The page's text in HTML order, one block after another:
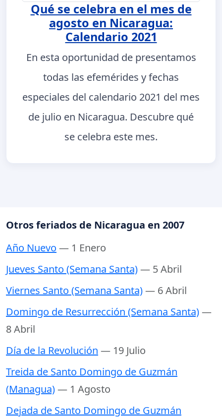
Qué se celebra en el mes de
agosto en Nicaragua:
Calendario 2021
En esta oportunidad de presentamos
todas las efemérides y fechas
especiales del calendario 2021 del mes
de julio en Nicaragua. Descubre qué
se celebra este mes.
Otros feriados de Nicaragua en 2007
Año Nuevo — 1 Enero
Jueves Santo (Semana Santa)— 5 Abril
Viernes Santo (Semana Santa)— 6 Abril
Domingo de Resurrección (Semana Santa)—
8 Abril
Día de la Revolución — 19 Julio
Treida de Santo Domingo de Guzmán
(Managua)— 1 Agosto
Dejada de Santo Domingo de Guzmán